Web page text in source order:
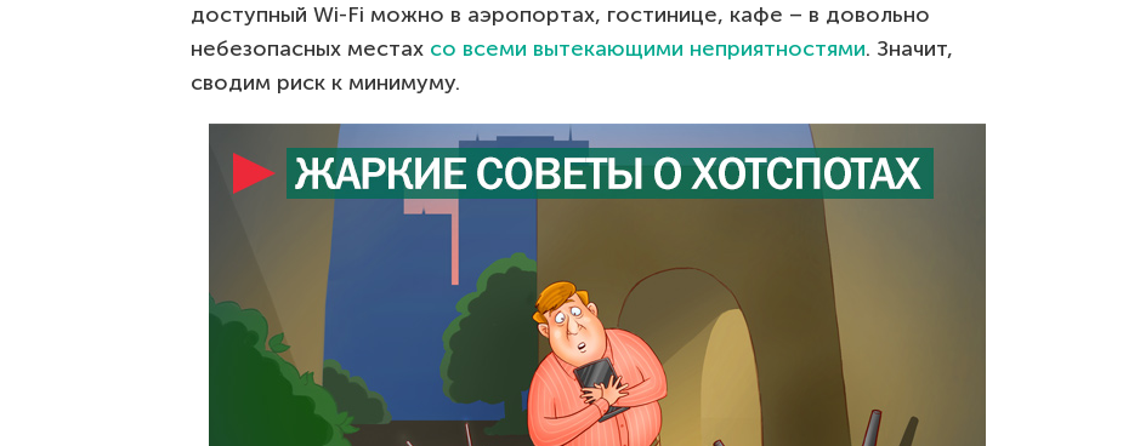
доступный Wi-Fi можно в аэропортах, гостинице, кафе – в довольно
небезопасных местах со всеми вытекающими неприятностями. Значит,
сводим риск к минимуму.